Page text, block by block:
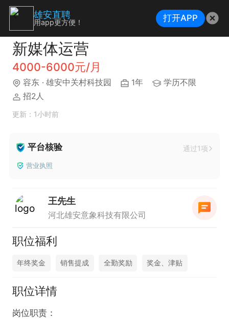
新媒体运营
4000-6000元/月
容东 · 雄安中关村科技园 1年
学历不限
招2人
更新：1小时前
平台核验 通过1项
营业执照
王先生
河北雄安意象科技有限公司
职位福利
年终奖金 销售提成 全勤奖励 奖金、津贴
职位详情
岗位职责：
雄安直聘
用app更方便！ 打开APP